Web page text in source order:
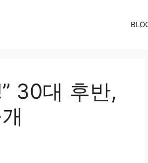
30대 후반,